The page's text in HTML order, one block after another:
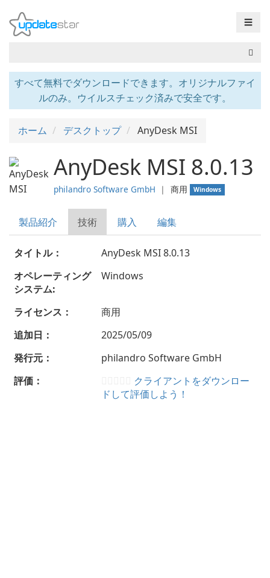
☰
すべて無料でダウンロードできます。オリジナルファイ
ルのみ。ウイルスチェック済みで安全です。
ホーム デスクトップ AnyDesk MSI
AnyDesk MSI 8.0.13
philandro Software GmbH ❘ 商用 Windows
製品紹介 技術 購入 編集
タイトル：
AnyDesk MSI 8.0.13
オペレーティング
システム:
Windows
ライセンス：
商用
追加日：
2025/05/09
発行元：
philandro Software GmbH
評価：
クライアントをダウンロー
ドして評価しよう！